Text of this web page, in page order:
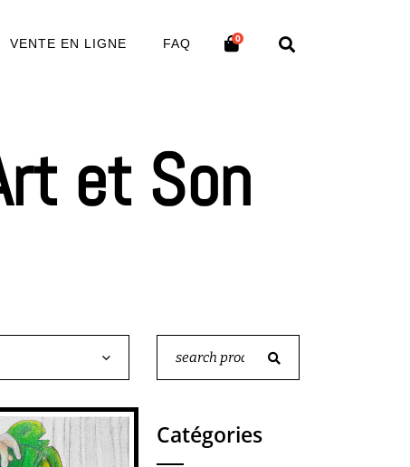
VENTE EN LIGNE FAQ 0
et Son
for:
Catégories